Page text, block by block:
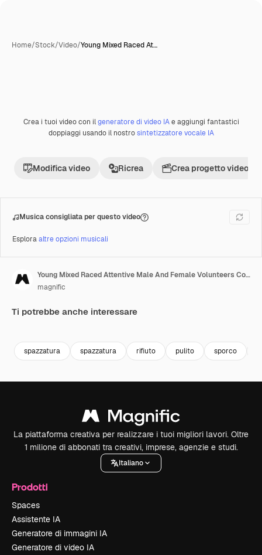
Home/Stock/Video/Young Mixed Raced At…
Crea i tuoi video con ilgeneratore di video IAe aggiungi fantastici
doppiaggi usando il nostrosintetizzatore vocale IA
Modifica video Ricrea Crea progetto video
Musica consigliata per questo video
Esploraaltre opzioni musicali
Young Mixed Raced Attentive Male And Female Volunteers Cooperating While Cleaning Up The Field
magnific
Ti potrebbe anche interessare
spazzatura spazzatura rifiuto pulito sporco
La piattaforma creativa per realizzare i tuoi migliori lavori. Oltre
1 milione di abbonati tra creativi, imprese, agenzie e studi.
Italiano
Prodotti
Spaces
Assistente IA
Generatore di immagini IA
Generatore di video IA